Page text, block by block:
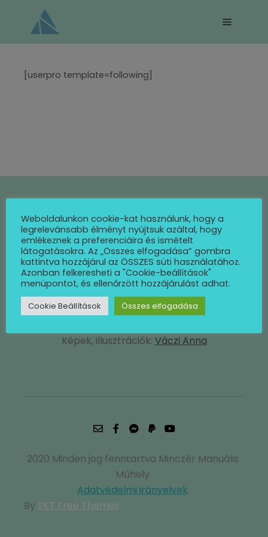
[userpro template=following]
info@minczer.com
+36-20-232-1012
Képek, illusztrációk: Váczi Anna
2020 Minden jog fenntartva Minczér Manuális
Műhely
Adatvédelmi irányelvek
By SKT Free Themes
Weboldalunkon cookie-kat használunk, hogy a
legrelevánsabb élményt nyújtsuk azáltal, hogy
emlékeznek a preferenciáira és ismételt
látogatásokra. Az „Összes elfogadása” gombra
kattintva hozzájárul az ÖSSZES süti használatához.
Azonban felkeresheti a "Cookie-beállítások"
menüpontot, és ellenőrzött hozzájárulást adhat.
Cookie Beállítások Összes elfogadása